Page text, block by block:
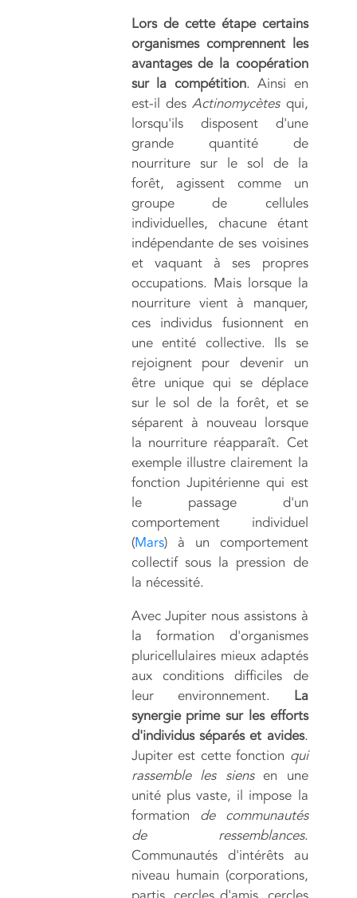
Lors de cette étape certains
organismes comprennent les
avantages de la coopération
sur la compétition. Ainsi en
est-il desActinomycètes qui,
lorsqu'ils disposent d'une
grande quantité de
nourriture sur le sol de la
forêt, agissent comme un
groupe de cellules
individuelles, chacune étant
indépendante de ses voisines
et vaquant à ses propres
occupations. Mais lorsque la
nourriture vient à manquer,
ces individus fusionnent en
une entité collective. Ils se
rejoignent pour devenir un
être unique qui se déplace
sur le sol de la forêt, et se
séparent à nouveau lorsque
la nourriture réapparaît. Cet
exemple illustre clairement la
fonction Jupitérienne qui est
le passage d'un
comportement individuel
(Mars) à un comportement
collectif sous la pression de
la nécessité.
Avec Jupiter nous assistons à
la formation d'organismes
pluricellulaires mieux adaptés
aux conditions difficiles de
leur environnement. La
synergie prime sur les efforts
d'individus séparés et avides.
Jupiter est cette fonction qui
rassemble les siens en une
unité plus vaste, il impose la
formation de communautés
de ressemblances.
Communautés d'intérêts au
niveau humain (corporations,